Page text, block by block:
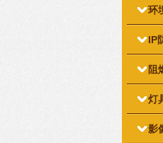
环
IP
阻
灯
影